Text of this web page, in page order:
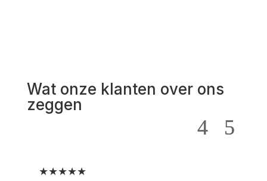
Wat onze klanten over ons
zeggen
★★★★★